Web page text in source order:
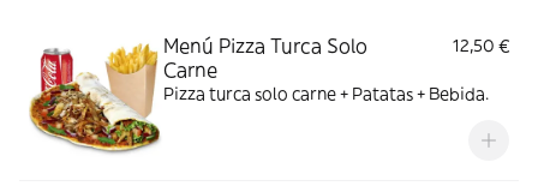
Menú Pizza Turca Solo
Carne
12,50 €
Pizza turca solo carne + Patatas + Bebida.